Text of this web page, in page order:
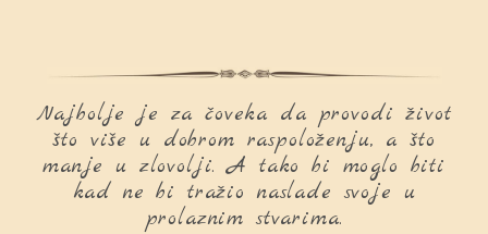
Najbolje je za čoveka da provodi život
što više u dobrom raspoloženju, a što
manje u zlovolji. A tako bi moglo biti
kad ne bi tražio naslade svoje u
prolaznim stvarima.